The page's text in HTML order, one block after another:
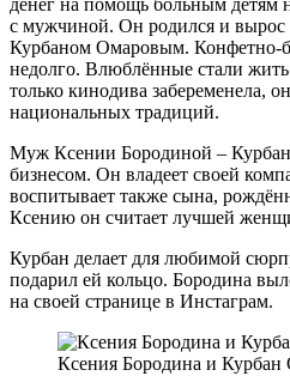
денег на помощь больным детям
с мужчиной. Он родился и вырос
Курбаном Омаровым. Конфетно-
недолго. Влюблённые стали
только кинодива забеременела,
национальных традиций.
Муж Ксении Бородиной –
бизнесом. Он владеет своей
воспитывает также сына,
Ксению он считает лучшей
Курбан делает для любимой
подарил ей кольцо. Бородина
на своей странице в Инстаграм.
Ксения Бородина и Курбан